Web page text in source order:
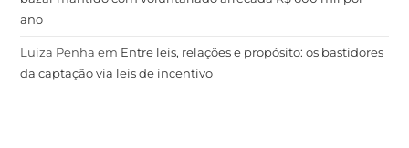
ano
Luiza Penha em Entre leis, relações e propósito: os bastidores
da captação via leis de incentivo